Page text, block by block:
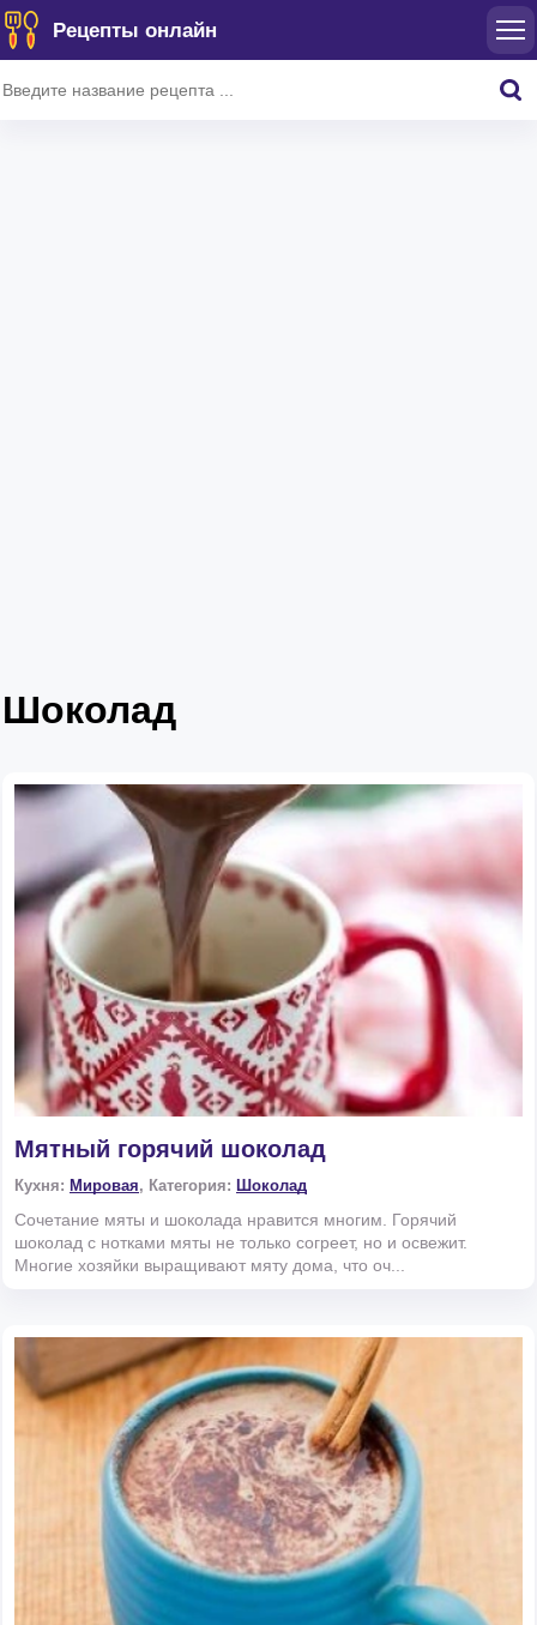
Рецепты онлайн
Шоколад
Мятный горячий шоколад
Кухня: Мировая, Категория: Шоколад
Сочетание мяты и шоколада нравится многим. Горячий
шоколад с нотками мяты не только согреет, но и освежит.
Многие хозяйки выращивают мяту дома, что оч...